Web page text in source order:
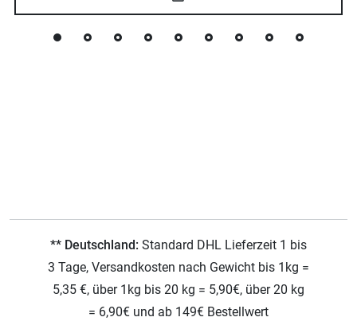
** Deutschland: Standard DHL Lieferzeit 1 bis
3 Tage, Versandkosten nach Gewicht bis 1kg =
5,35 €, über 1kg bis 20 kg = 5,90€, über 20 kg
= 6,90€ und ab 149€ Bestellwert